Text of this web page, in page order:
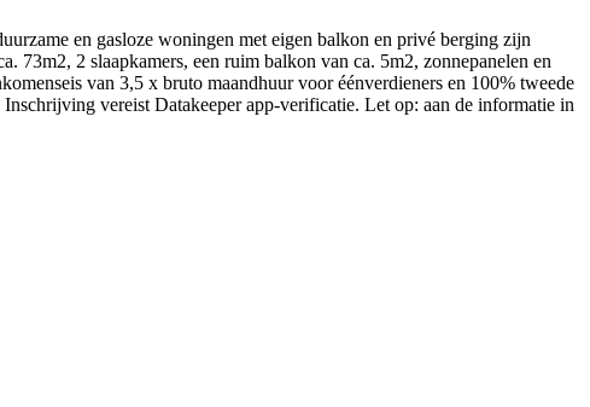
en gasloze woningen met eigen balkon en privé berging zijn
73m2, 2 slaapkamers, een ruim balkon van ca. 5m2, zonnepanelen en
van 3,5 x bruto maandhuur voor éénverdieners en 100% tweede
vereist Datakeeper app-verificatie. Let op: aan de informatie in